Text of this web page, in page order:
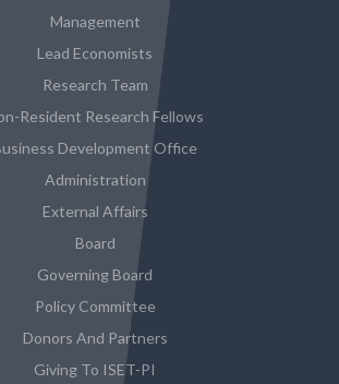
Management
Lead Economists
Research Team
Resident Research Fellows
Development Office
Administration
External Affairs
Board
Governing Board
Policy Committee
Donors And Partners
Giving To ISET-PI